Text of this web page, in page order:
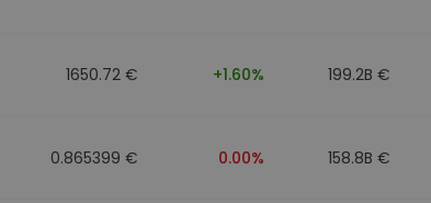
1650.72 € +1.60% 199.2B €
0.865399 € 0.00% 158.8B €